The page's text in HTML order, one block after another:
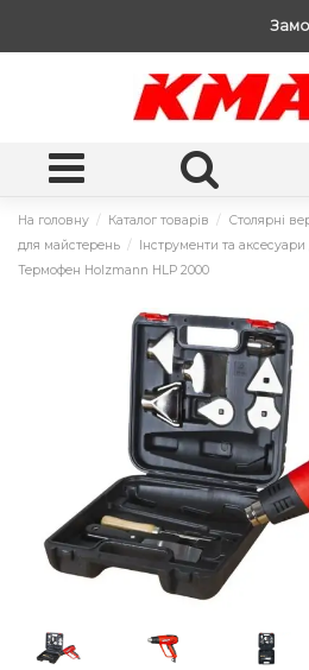
На головну Каталог товарів Столярні
для майстерень
Інструменти та
Термофен Holzmann HLP 2000